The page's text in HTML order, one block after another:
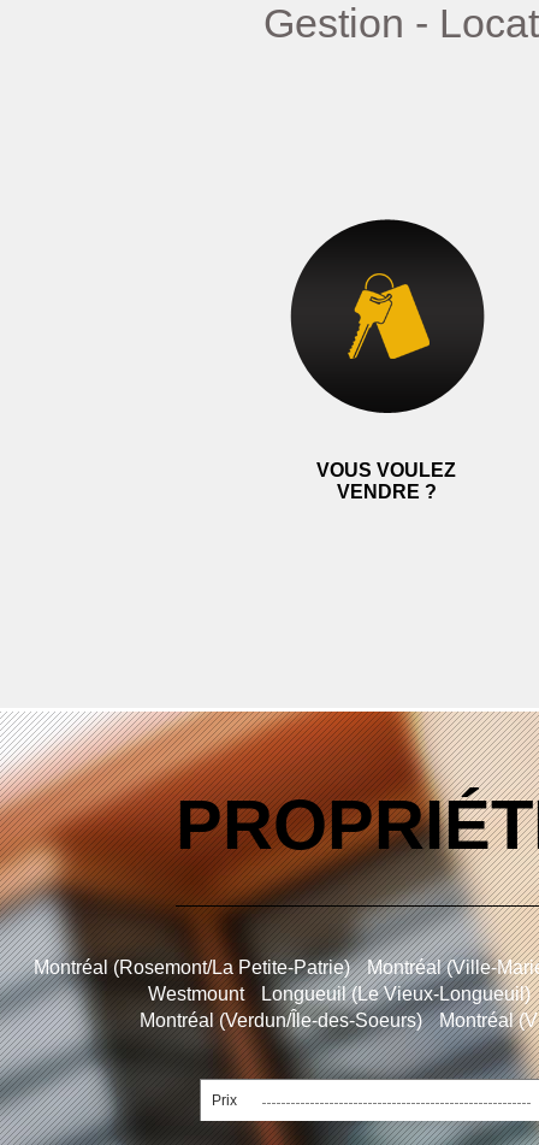
Gestion -
VOUS VOULEZ
VENDRE ?
Montréal (Rosemont/La Petite-Patrie)
Montréal (Ville-
Westmount
Longueuil (Le Vieux-Longueuil)
Montréal (Verdun/Île-des-Soeurs)
Montréal
Prix